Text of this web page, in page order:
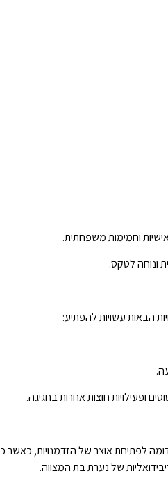
וחמימות משפחתית.
ונוחה לטקס.
הבאות עשויות להפתיע:
ופעילויות חוצות אחרות בחגיגה.
לפתיחת אוצר של הזדמנויות, כאשר
של נערת בת המצווה.